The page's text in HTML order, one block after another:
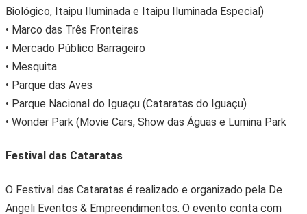
Biológico, Itaipu Iluminada e Itaipu Iluminada Especial)
• Marco das Três Fronteiras
• Mercado Público Barrageiro
• Mesquita
• Parque das Aves
• Parque Nacional do Iguaçu (Cataratas do Iguaçu)
• Wonder Park (Movie Cars, Show das Águas e Lumina Park
Festival das Cataratas
O Festival das Cataratas é realizado e organizado pela De
Angeli Eventos & Empreendimentos. O evento conta com